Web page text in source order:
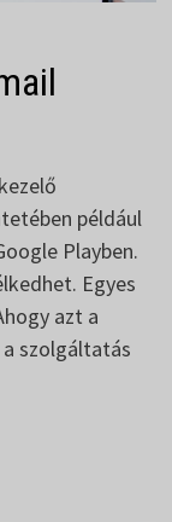
például
Playben.
Egyes
azt a
szolgáltatás